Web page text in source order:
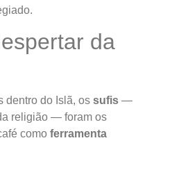
da
dentro do Islã, os sufis —
religião — foram os
como ferramenta